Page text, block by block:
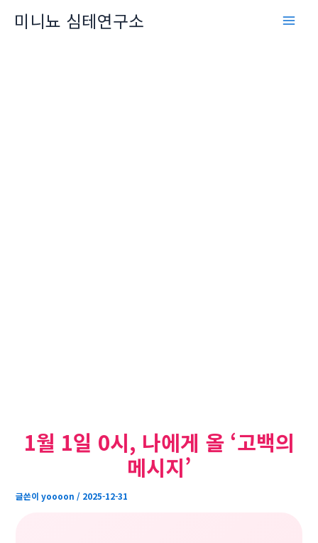
미니뇨 심테연구소
1월 1일 0시, 나에게 올 ‘고백의
메시지’
글쓴이yoooon/ 2025-12-31